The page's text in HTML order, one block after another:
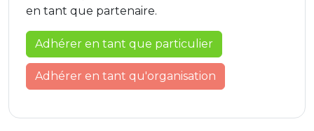
en tant que partenaire.
Adhérer en tant que particulier
Adhérer en tant qu'organisation